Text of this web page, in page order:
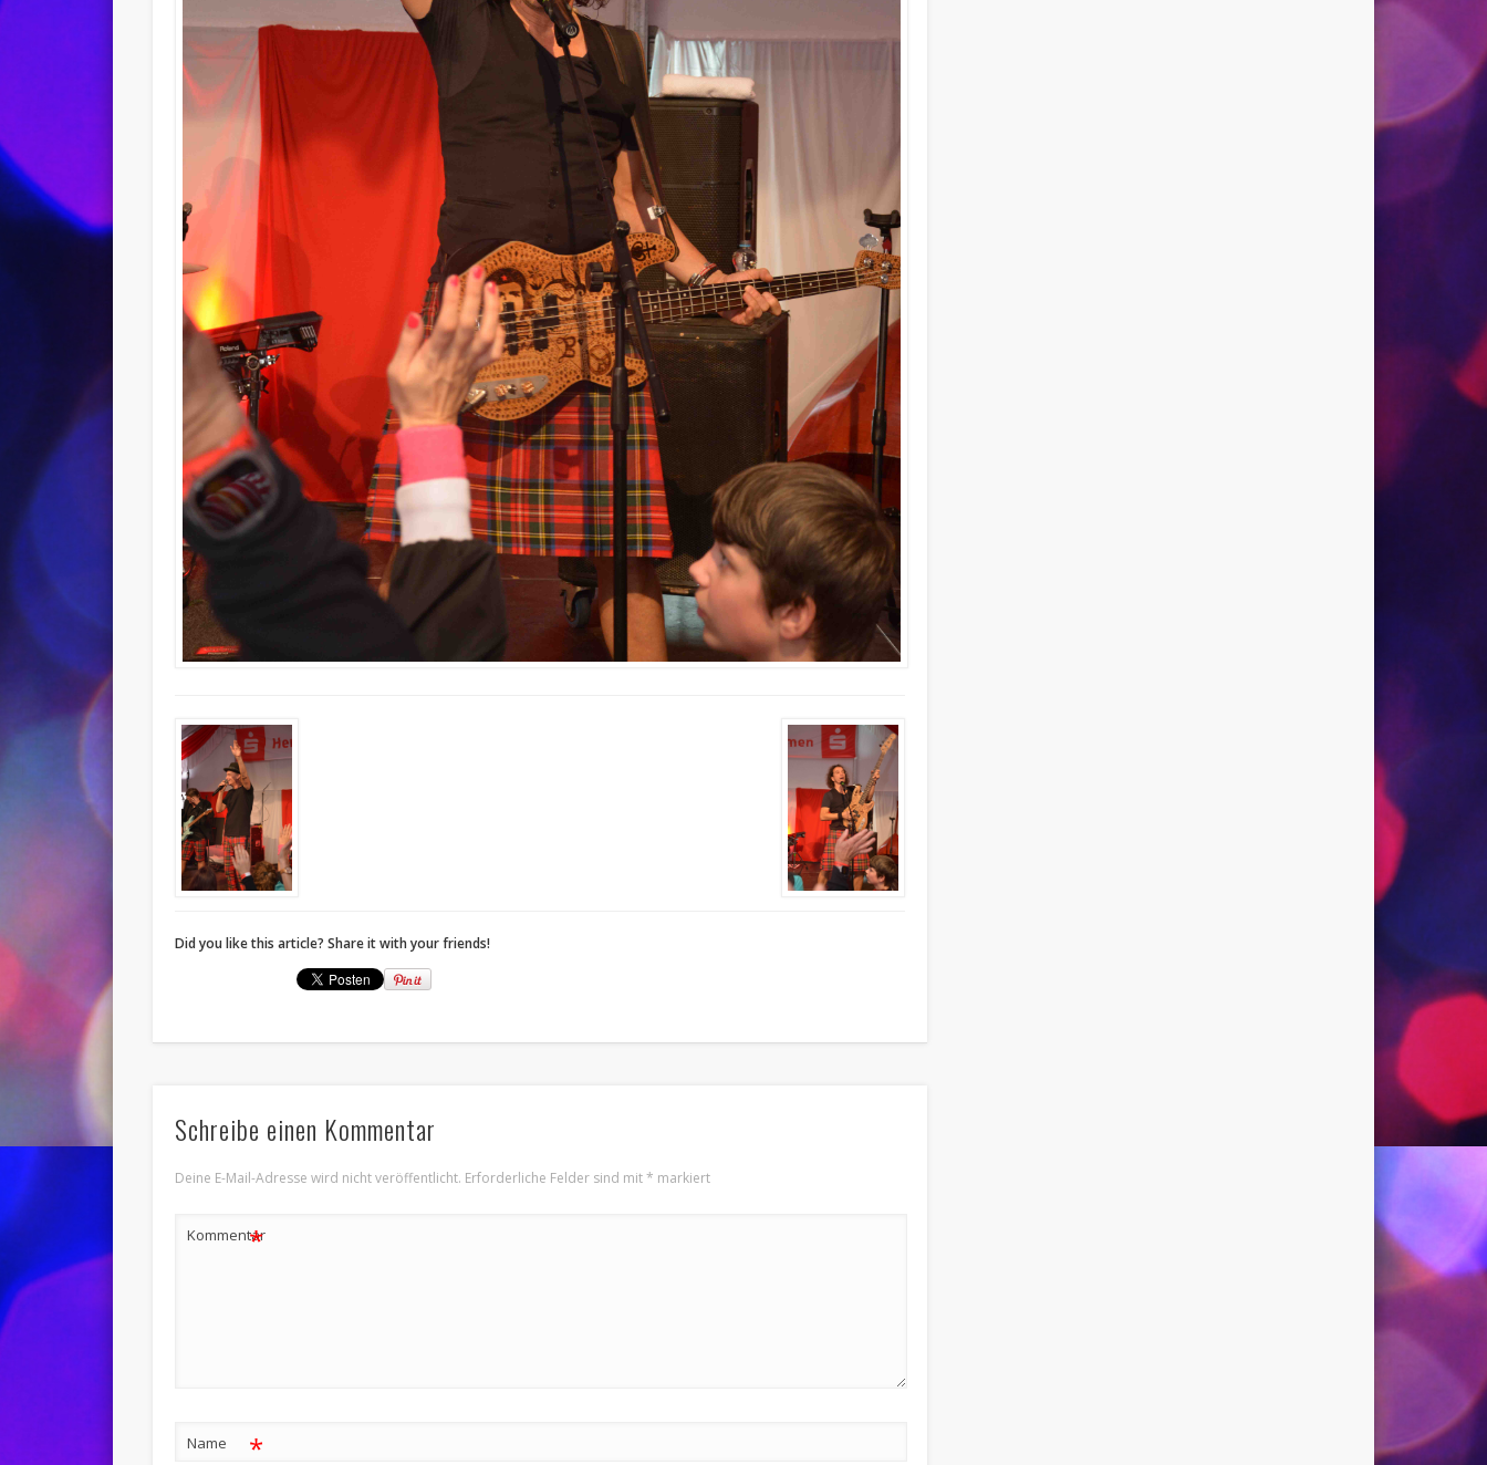
Did you like this article? Share it with your friends!
Schreibe einen Kommentar
Deine E-Mail-Adresse wird nicht veröffentlicht. Erforderliche Felder sind mit* markiert
Kommentar
*
Name *